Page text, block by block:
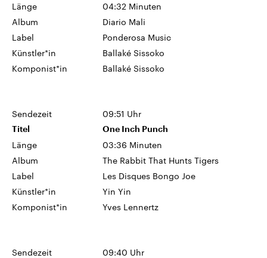
Länge
04:32 Minuten
Album
Diario Mali
Label
Ponderosa Music
Künstler*in
Ballaké Sissoko
Komponist*in
Ballaké Sissoko
Sendezeit 09:51 Uhr
Titel One Inch Punch
Länge
03:36 Minuten
Album
The Rabbit That Hunts Tigers
Label
Les Disques Bongo Joe
Künstler*in
Yin Yin
Komponist*in
Yves Lennertz
Sendezeit 09:40 Uhr